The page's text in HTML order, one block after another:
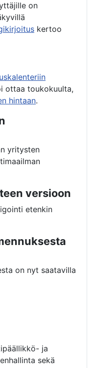
on
kertoo
ottaa toukokuulta,
hintaan.
yritysten
versioon
etenkin
on nyt saatavilla
ja
sekä